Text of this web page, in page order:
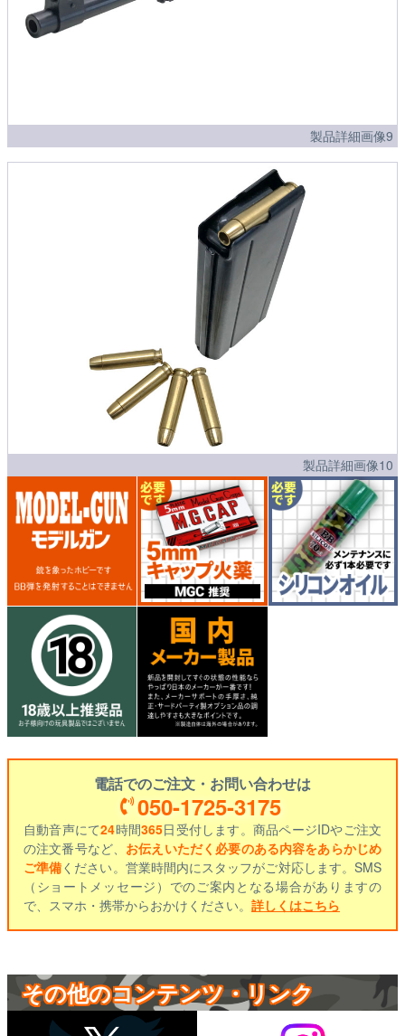
製品詳細画像9
製品詳細画像10
電話でのご注文・お問い合わせは
050-1725-3175
自動音声にて24時間365日受付します。商品ページIDやご注文
の注文番号など、 お伝えいただく必要のある内容をあらかじめ
ご準備ください。営業時間内にスタッフがご対応します。SMS
（ショートメッセージ）でのご案内となる場合がありますの
で、スマホ・携帯からおかけください。 詳しくはこちら
その他のコンテンツ・リンク